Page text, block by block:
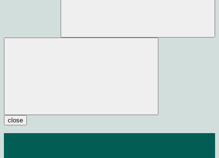
close